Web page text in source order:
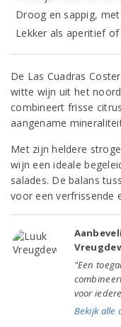
Droog en sappig,
Lekker als aperitief
De Las Cuadras
witte wijn uit het
combineert frisse
aangename
Met zijn heldere
wijn een ideale
salades. De balans
voor een verfrissende
"Een
voor
Bekijk alle